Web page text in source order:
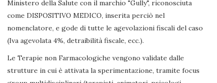
Ministero della Salute con il marchio "Gully", riconosciuta
come DISPOSITIVO MEDICO, inserita perciò nel
nomenclatore, e gode di tutte le agevolazioni fiscali del caso
(Iva agevolata 4%, detraibilità fiscale, ecc.).
Le Terapie non Farmacologiche vengono validate dalle
strutture in cui è attivata la sperimentazione, tramite focus